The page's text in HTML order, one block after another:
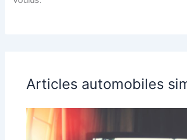
Articles automobiles